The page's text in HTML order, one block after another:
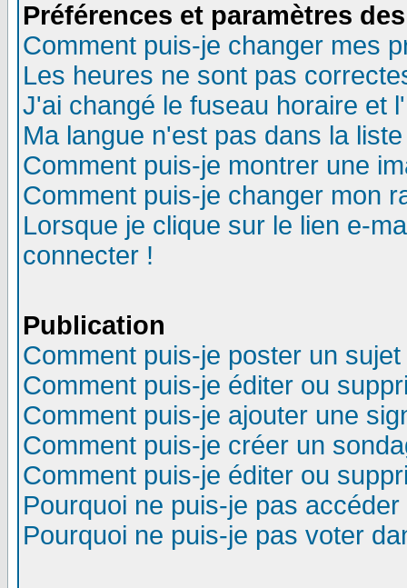
Préférences et paramètres
Comment puis-je changer mes
Les heures ne sont pas
J'ai changé le fuseau horaire et
Ma langue n'est pas dans la
Comment puis-je montrer une
Comment puis-je changer mon
Lorsque je clique sur le lien e-
connecter !
Publication
Comment puis-je poster un
Comment puis-je éditer ou
Comment puis-je ajouter une
Comment puis-je créer un
Comment puis-je éditer ou
Pourquoi ne puis-je pas
Pourquoi ne puis-je pas voter